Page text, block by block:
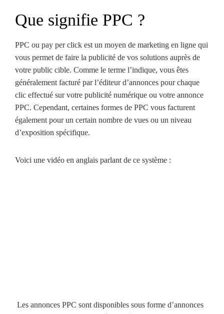
Que signifie PPC ?
PPC ou pay per click est un moyen de marketing en ligne qui
vous permet de faire la publicité de vos solutions auprès de
votre public cible. Comme le terme l’indique, vous êtes
généralement facturé par l’éditeur d’annonces pour chaque
clic effectué sur votre publicité numérique ou votre annonce
PPC. Cependant, certaines formes de PPC vous facturent
également pour un certain nombre de vues ou un niveau
d’exposition spécifique.
Voici une vidéo en anglais parlant de ce système :
Les annonces PPC sont disponibles sous forme d’annonces